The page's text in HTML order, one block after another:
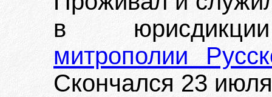
в
митрополии
Скончался 23